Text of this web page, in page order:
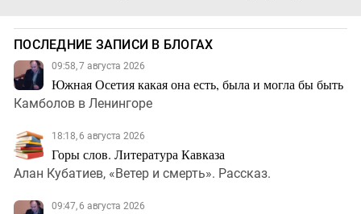
ПОСЛЕДНИЕ ЗАПИСИ В БЛОГАХ
09:58, 7 августа 2026
Южная Осетия какая она есть, была и могла бы быть
Камболов в Ленингоре
18:18, 6 августа 2026
Горы слов. Литература Кавказа
Алан Кубатиев, «Ветер и смерть». Рассказ.
09:47, 6 августа 2026